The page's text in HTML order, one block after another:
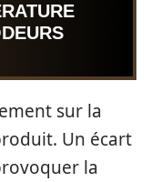
sur la
Un écart
la